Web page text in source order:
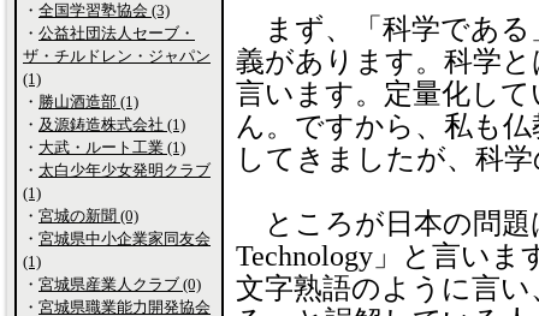
まず、「科学である
義があります。科学
言います。定量化し
ん。ですから、私も
してきましたが、科
ところが日本の問題
Technology」と言い
文字熟語のように言
・ 全国学習塾協会 (3)
・ 公益社団法人セーブ・
ザ・チルドレン・ジャパン
(1)
・ 勝山酒造部 (1)
・ 及源鋳造株式会社 (1)
・ 大武・ルート工業 (1)
・ 太白少年少女発明クラブ
(1)
・ 宮城の新聞 (0)
・ 宮城県中小企業家同友会
(1)
・ 宮城県産業人クラブ (0)
・ 宮城県職業能力開発協会